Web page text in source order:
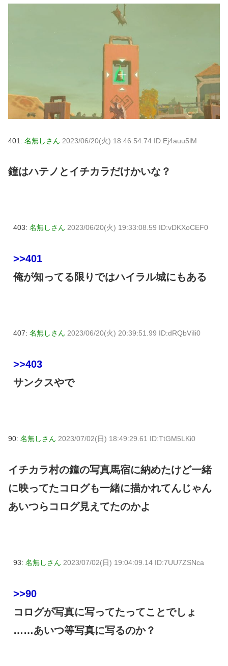
401: 名無しさん 2023/06/20(火) 18:46:54.74 ID:Ej4auu5lM
鐘はハテノとイチカラだけかいな？
403: 名無しさん 2023/06/20(火) 19:33:08.59 ID:vDKXoCEF0
>>401
俺が知ってる限りではハイラル城にもある
407: 名無しさん 2023/06/20(火) 20:39:51.99 ID:dRQbViIi0
>>403
サンクスやで
90: 名無しさん 2023/07/02(日) 18:49:29.61 ID:TtGM5LKi0
イチカラ村の鐘の写真馬宿に納めたけど一緒
に映ってたコログも一緒に描かれてんじゃん
あいつらコログ見えてたのかよ
93: 名無しさん 2023/07/02(日) 19:04:09.14 ID:7UU7ZSNca
>>90
コログが写真に写ってたってことでしょ
……あいつ等写真に写るのか？